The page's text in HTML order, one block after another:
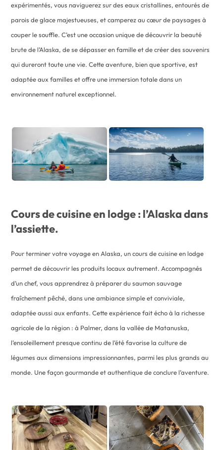
expérimentés, vous naviguerez sur des eaux cristallines, entourés de
parois de glace majestueuses, et camperez au cœur de paysages à
couper le souffle. C’est une occasion unique de découvrir la beauté
brute de l’Alaska, de se dépasser en famille et de créer des souvenirs
qui dureront toute une vie. Cette aventure, bien que sportive, est
adaptée aux familles et offre une immersion totale dans un
environnement naturel exceptionnel.
Cours de cuisine en lodge : l’Alaska dans
l’assiette.
Pour terminer votre voyage en Alaska, un cours de cuisine en lodge
permet de découvrir les produits locaux autrement. Accompagnés
d’un chef, vous apprendrez à préparer du saumon sauvage
fraîchement pêché, dans une ambiance simple et conviviale,
adaptée aussi aux enfants. Cette expérience fait écho à la richesse
agricole de la région : à Palmer, dans la vallée de Matanuska,
l’ensoleillement presque continu de l’été favorise la culture de
légumes aux dimensions impressionnantes, parmi les plus grands au
monde. Une façon gourmande et authentique de conclure l’aventure.